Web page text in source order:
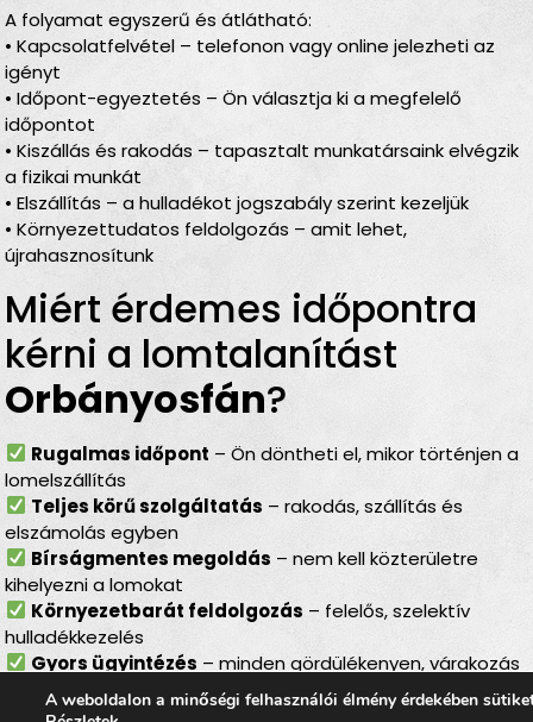
A folyamat egyszerű és átlátható:
• Kapcsolatfelvétel – telefonon vagy online jelezheti az
igényt
• Időpont-egyeztetés – Ön választja ki a megfelelő
időpontot
• Kiszállás és rakodás – tapasztalt munkatársaink elvégzik
a fizikai munkát
• Elszállítás – a hulladékot jogszabály szerint kezeljük
• Környezettudatos feldolgozás – amit lehet,
újrahasznosítunk
Miért érdemes időpontra
kérni a lomtalanítást
Orbányosfán?
Rugalmas időpont – Ön döntheti el, mikor történjen a
lomelszállítás
Teljes körű szolgáltatás – rakodás, szállítás és
elszámolás egyben
Bírságmentes megoldás – nem kell közterületre
kihelyezni a lomokat
Környezetbarát feldolgozás – felelős, szelektív
hulladékkezelés
Gyors ügyintézés – minden gördülékenyen, várakozás
nélkülA weboldalon a minőségi felhasználói élmény érdekében